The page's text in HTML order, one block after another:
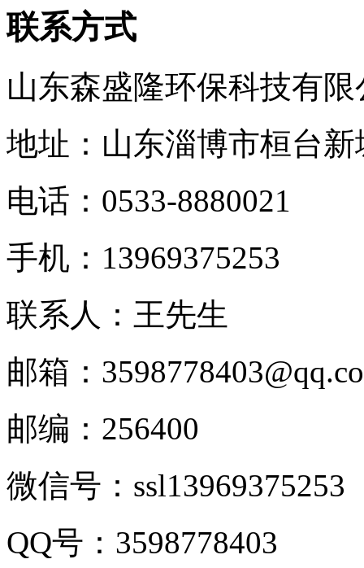
联系方式
山东森盛隆环保科技有限
地址：山东淄博市桓台
电话： 0533-8880021
手机： 13969375253
联系人：王先生
邮箱：
邮编： 256400
微信号： ssl13969375253
QQ号： 3598778403